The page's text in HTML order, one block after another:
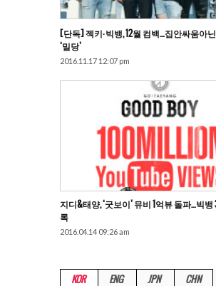
[단독] 젝키·빅뱅, 12월 컴백…집안싸움아
‘밀당’
2016.11.17 12:07 pm
지디&태양, ‘굿보이’ 뮤비 1억뷰 돌파…빅뱅
록
2016.04.14 09:26 am
KOR ENG JPN CHN